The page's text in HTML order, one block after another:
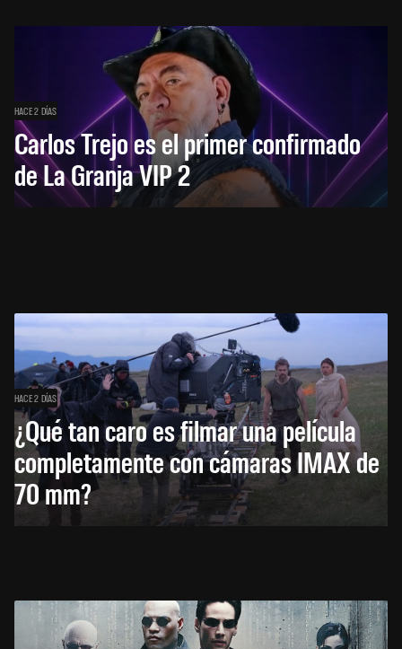
HACE 2 DÍAS
Carlos Trejo es el primer confirmado
de La Granja VIP 2
HACE 2 DÍAS
¿Qué tan caro es filmar una película
completamente con cámaras IMAX de
70 mm?